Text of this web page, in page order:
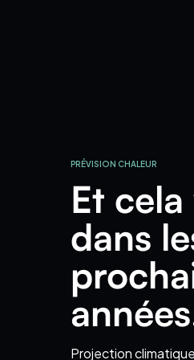
PRÉVISION CHALEUR
Et
dans
Projection climatique